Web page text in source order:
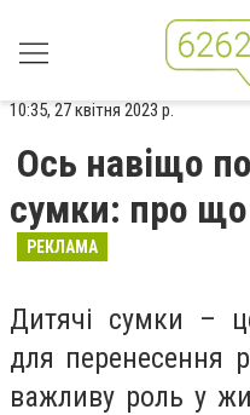
10:35, 27 квітня 2023 р.
Ось навіщо
сумки: про
РЕКЛАМА
Дитячі сумки –
для перенесення
важливу роль у